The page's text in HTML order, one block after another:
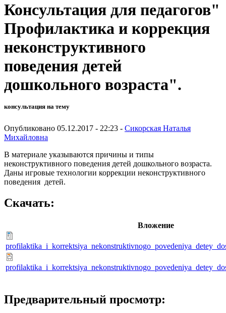
Консультация для педагогов"
Профилактика и коррекция
неконструктивного
поведения детей
дошкольного возраста".
консультация на тему
Опубликовано 05.12.2017 - 22:23 - Сикорская Наталья
Михайловна
В материале указываются причины и типы
неконструктивного поведения детей дошкольного возраста.
Даны игровые технологии коррекции неконструктивного
поведения детей.
Скачать:
Вложение
Предварительный просмотр: